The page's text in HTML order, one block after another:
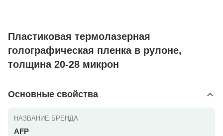
Пластиковая термолазерная
голографическая пленка в рулоне,
толщина 20-28 микрон
Основные свойства
НАЗВАНИЕ БРЕНДА
AFP